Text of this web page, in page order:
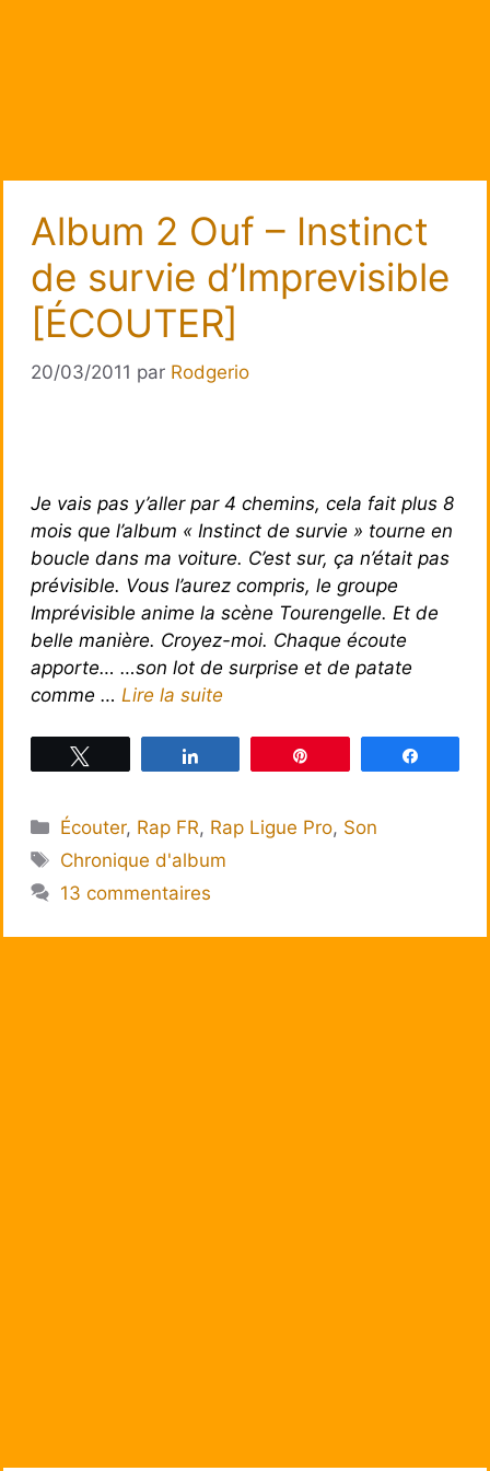
Album 2 Ouf – Instinct
de survie d’Imprevisible
[ÉCOUTER]
20/03/2011 par Rodgerio
Je vais pas y’aller par 4 chemins, cela fait plus 8
mois que l’album « Instinct de survie » tourne en
boucle dans ma voiture. C’est sur, ça n’était pas
prévisible. Vous l’aurez compris, le groupe
Imprévisible anime la scène Tourengelle. Et de
belle manière. Croyez-moi. Chaque écoute
apporte… …son lot de surprise et de patate
comme … Lire la suite
Catégories
Écouter, Rap FR, Rap Ligue Pro, Son
Étiquettes
Chronique d'album
13 commentaires